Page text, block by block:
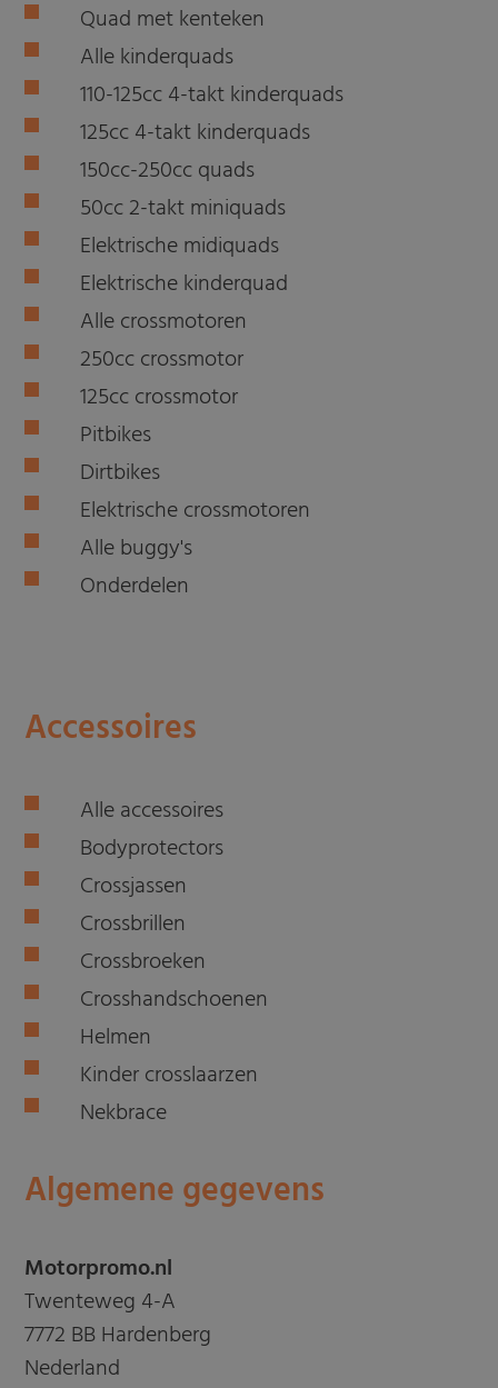
Quad met kenteken
Alle kinderquads
110-125cc 4-takt kinderquads
125cc 4-takt kinderquads
150cc-250cc quads
50cc 2-takt miniquads
Elektrische midiquads
Elektrische kinderquad
Alle crossmotoren
250cc crossmotor
125cc crossmotor
Pitbikes
Dirtbikes
Elektrische crossmotoren
Alle buggy's
Onderdelen
Accessoires
Alle accessoires
Bodyprotectors
Crossjassen
Crossbrillen
Crossbroeken
Crosshandschoenen
Helmen
Kinder crosslaarzen
Nekbrace
Algemene gegevens
Motorpromo.nl
Twenteweg 4-A
7772 BB Hardenberg
Nederland